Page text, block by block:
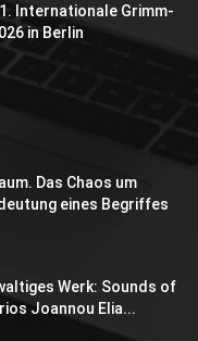
Internationale Grimm-
in Berlin
Das Chaos um
eines Begriffes
Werk: Sounds of
Joannou Elia...